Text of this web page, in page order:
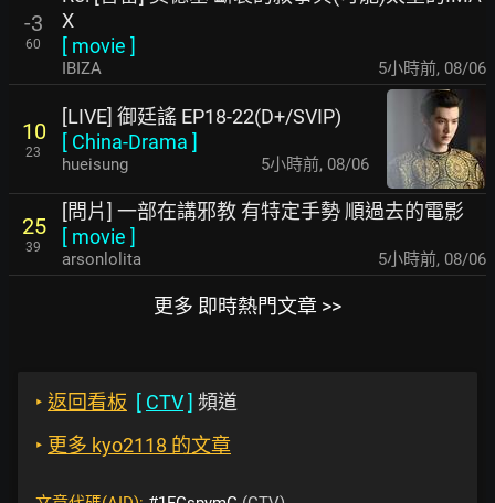
-3
60
X
[ movie ]
IBIZA 5小時前, 08/06
10
23
[LIVE] 御廷謠 EP18-22(D+/SVIP)
[ China-Drama ]
hueisung 5小時前, 08/06
25
39
[問片] 一部在講邪教 有特定手勢 順過去的電影
[ movie ]
arsonlolita 5小時前, 08/06
更多 即時熱門文章 >>
‣ 返回看板 [ CTV] 頻道
‣ 更多 kyo2118 的文章